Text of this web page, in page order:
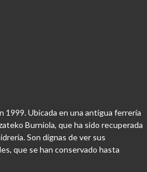
1999. Ubicada en una antigua ferrería
Burniola, que ha sido recuperada
Son dignas de ver sus
que se han conservado hasta